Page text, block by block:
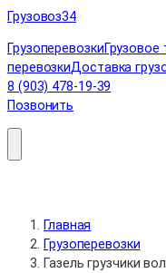
Перейти
содержимому
Грузовоз34
ГрузоперевозкиГрузовое
перевозкиДоставка
8 (903) 478-19-39
Позвонить
Главная
Грузоперевозки
Газель грузчики